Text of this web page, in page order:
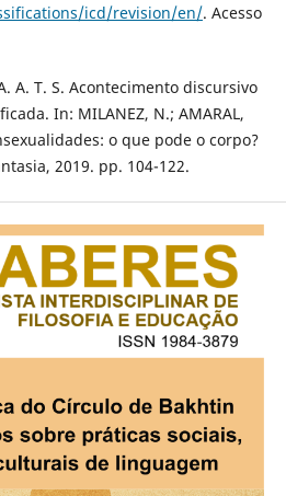
icd/revision/en/. Acesso
A. T. S. Acontecimento discursivo
In: MILANEZ, N.; AMARAL,
o que pode o corpo?
2019. pp. 104-122.